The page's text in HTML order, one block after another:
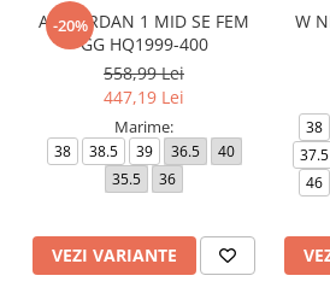
-20%
AIR JORDAN 1 MID SE FEM
GG HQ1999-400
558,99 Lei
447,19 Lei
Marime:
38 38.5 39 36.5
40
35.5
36
VEZI VARIANTE
W
38
37.5
46